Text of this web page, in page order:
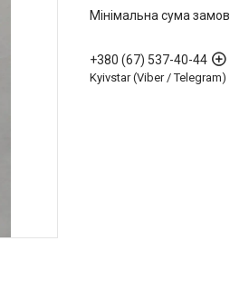
Мінімальна сума
+380 (67) 537-40-44
Kyivstar (Viber / Telegram)